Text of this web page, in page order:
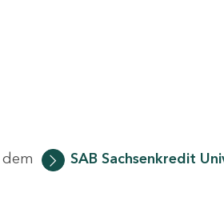
SAB Sachsenkredit